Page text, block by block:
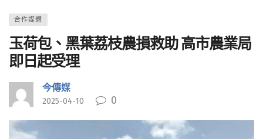
合作媒體
玉荷包、黑葉荔枝農損救助 高市農業局
即日起受理
今傳媒
2025-04-10 0